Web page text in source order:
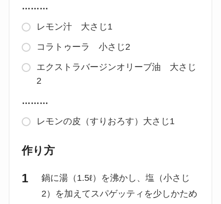
………
レモン汁 大さじ1
コラトゥーラ 小さじ2
エクストラバージンオリーブ油 大さじ
2
………
レモンの皮（すりおろす）大さじ1
作り方
鍋に湯（1.5ℓ）を沸かし、塩（小さじ
2）を加えてスパゲッティを少しかため